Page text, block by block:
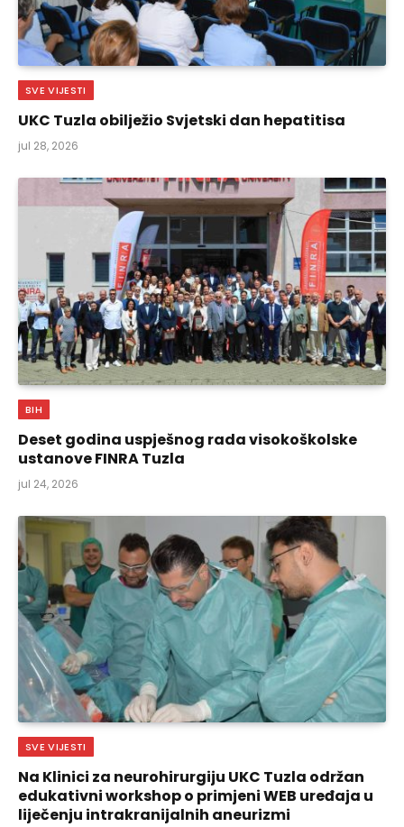
SVE VIJESTI
UKC Tuzla obilježio Svjetski dan hepatitisa
jul 28, 2026
BIH
Deset godina uspješnog rada visokoškolske
ustanove FINRA Tuzla
jul 24, 2026
SVE VIJESTI
Na Klinici za neurohirurgiju UKC Tuzla održan
edukativni workshop o primjeni WEB uređaja u
liječenju intrakranijalnih aneurizmi